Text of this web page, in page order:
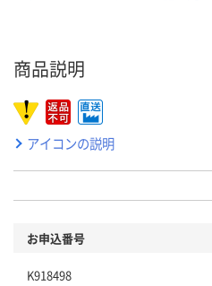
商品説明
アイコンの説明
お申込番号
K918498